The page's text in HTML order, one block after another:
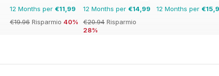
12 Months per €11,99
€19.96 Risparmio 40%
12 Months per €14,99
€20.94 Risparmio
28%
12 Months per